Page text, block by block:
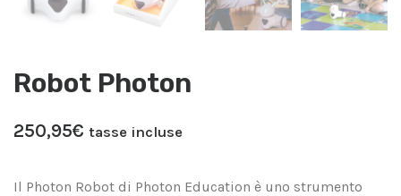
Robot Photon
250,95€ tasse incluse
Il Photon Robot di Photon Education è uno strumento